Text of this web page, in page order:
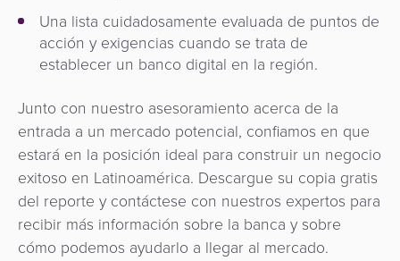
Una lista cuidadosamente evaluada de puntos de
acción y exigencias cuando se trata de
establecer un banco digital en la región.
Junto con nuestro asesoramiento acerca de la
entrada a un mercado potencial, confiamos en que
estará en la posición ideal para construir un negocio
exitoso en Latinoamérica. Descargue su copia gratis
del reporte y contáctese con nuestros expertos para
recibir más información sobre la banca y sobre
cómo podemos ayudarlo a llegar al mercado.